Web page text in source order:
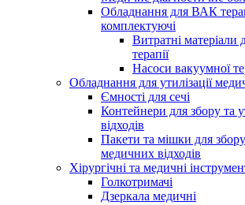
Обладнання для ВАК
комплектуючі
Витратні матеріали
терапії
Насоси вакуумної
Обладнання для утилізації
Ємності для сечі
Контейнери для збору та
відходів
Пакети та мішки для збору
медичних відходів
Хірургічні та медичні
Голкотримачі
Дзеркала медичні